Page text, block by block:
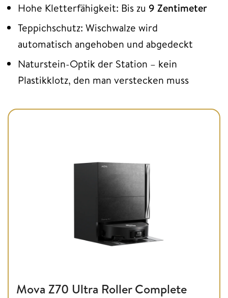
Hohe Kletterfähigkeit: Bis zu 9 Zentimeter
Teppichschutz: Wischwalze wird
automatisch angehoben und abgedeckt
Naturstein-Optik der Station – kein
Plastikklotz, den man verstecken muss
Mova Z70 Ultra Roller Complete